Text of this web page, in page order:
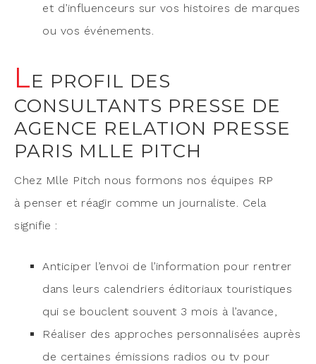
et d’influenceurs sur vos his­toires de marques
ou vos événements.
LE PROFIL DES
CONSULTANTS PRESSE DE
AGENCE RELATION PRESSE
PARIS MLLE PITCH
Chez Mlle Pitch nous for­mons nos équipes RP
à pen­ser et réagir comme un jour­na­liste. Cela
signifie :
Anti­ci­per l’envoi de l’information pour ren­trer
dans leurs calen­driers édi­to­riaux tou­ris­tiques
qui se bouclent sou­vent 3 mois à l’avance,
Réa­li­ser des approches per­son­na­li­sées auprès
de cer­taines émis­sions radios ou tv pour